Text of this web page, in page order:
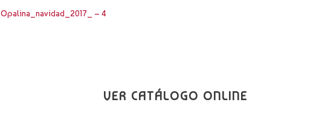
Opalina_navidad_2017_ – 4
VER CATÁLOGO ONLINE